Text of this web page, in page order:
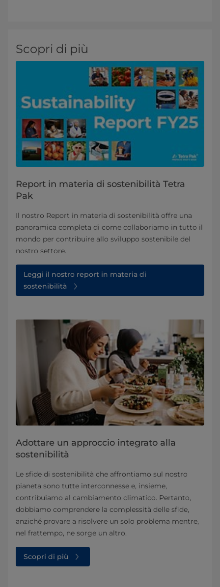
Scopri di più
Report in materia di sostenibilità Tetra
Pak
Il nostro Report in materia di sostenibilità offre una
panoramica completa di come collaboriamo in tutto il
mondo per contribuire allo sviluppo sostenibile del
nostro settore.
Leggi il nostro report in materia di
sostenibilità
Adottare un approccio integrato alla
sostenibilità
Le sfide di sostenibilità che affrontiamo sul nostro
pianeta sono tutte interconnesse e, insieme,
contribuiamo al cambiamento climatico. Pertanto,
dobbiamo comprendere la complessità delle sfide,
anziché provare a risolvere un solo problema mentre,
nel frattempo, ne sorge un altro.
Scopri di più